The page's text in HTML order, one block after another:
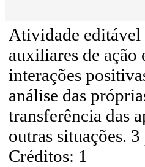
Atividade editável
auxiliares de ação
interações
análise das
transferência das
outras situações. 3
Créditos: 1